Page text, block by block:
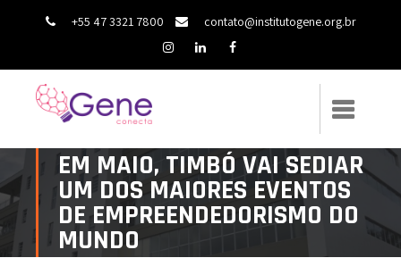
+55 47 3321 7800 contato@institutogene.org.br
EM MAIO, TIMBÓ VAI SEDIAR
UM DOS MAIORES EVENTOS
DE EMPREENDEDORISMO DO
MUNDO